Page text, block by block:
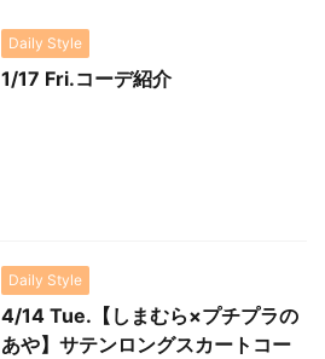
Daily Style
1/17 Fri.コーデ紹介
Daily Style
4/14 Tue.【しまむら×プチプラの
あや】サテンロングスカートコー